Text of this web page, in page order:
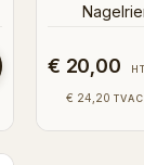
€ 20,00
€ 24,20 TVAC